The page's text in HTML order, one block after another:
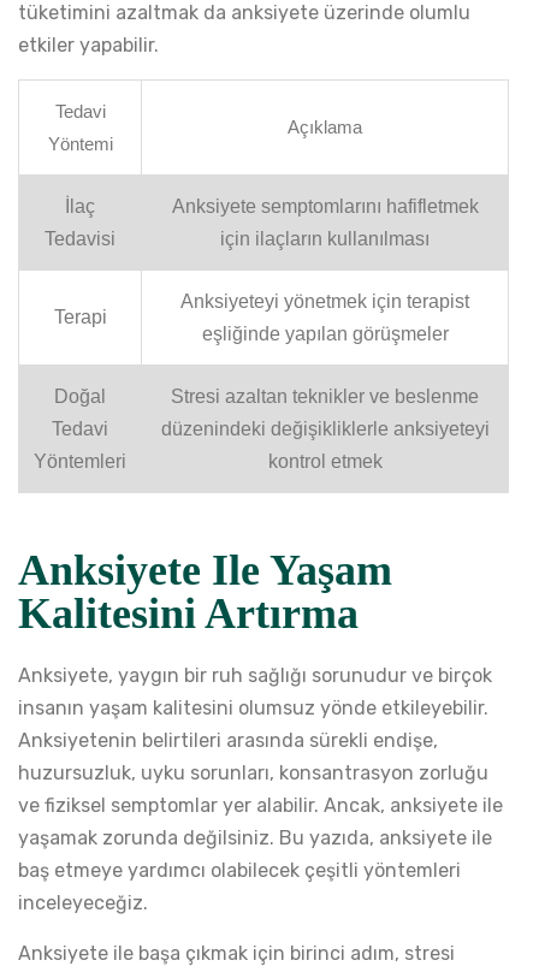
tüketimini azaltmak da anksiyete üzerinde olumlu
etkiler yapabilir.
Tedavi
Yöntemi
Açıklama
İlaç
Tedavisi
Anksiyete semptomlarını hafifletmek
için ilaçların kullanılması
Terapi
Anksiyeteyi yönetmek için terapist
eşliğinde yapılan görüşmeler
Doğal
Tedavi
Yöntemleri
Stresi azaltan teknikler ve beslenme
düzenindeki değişikliklerle anksiyeteyi
kontrol etmek
Anksiyete Ile Yaşam
Kalitesini Artırma
Anksiyete, yaygın bir ruh sağlığı sorunudur ve birçok
insanın yaşam kalitesini olumsuz yönde etkileyebilir.
Anksiyetenin belirtileri arasında sürekli endişe,
huzursuzluk, uyku sorunları, konsantrasyon zorluğu
ve fiziksel semptomlar yer alabilir. Ancak, anksiyete ile
yaşamak zorunda değilsiniz. Bu yazıda, anksiyete ile
baş etmeye yardımcı olabilecek çeşitli yöntemleri
inceleyeceğiz.
Anksiyete ile başa çıkmak için birinci adım, stresi